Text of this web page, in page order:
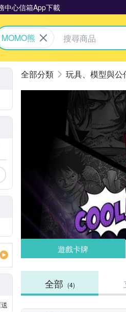
中心信箱App下載
拍賣
MOMO熊
玩具、模型與公
遊戲卡牌
全部 (4)